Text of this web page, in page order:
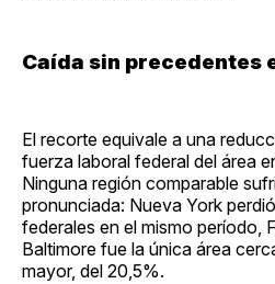
Caída sin precedentes
El recorte equivale a una
fuerza laboral federal del área
Ninguna región comparable
pronunciada: Nueva York
federales en el mismo período,
Baltimore fue la única área
mayor, del 20,5%.